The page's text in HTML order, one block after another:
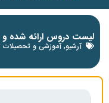
لیست دروس ارائه شده و
آرشیو,آموزشی و تحصیلات